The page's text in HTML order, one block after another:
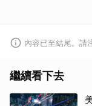
內容已至結尾。請
繼續看下去